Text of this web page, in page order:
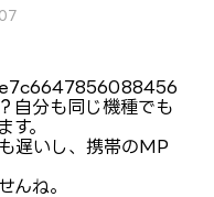
自分も同じ機種でも
。
遅いし、携帯のMP
んね。